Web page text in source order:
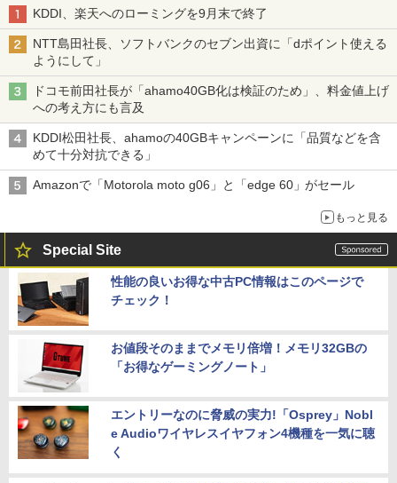
KDDI、楽天へのローミングを9月末で終了
NTT島田社長、ソフトバンクのセブン出資に「dポイント使える
ようにして」
ドコモ前田社長が「ahamo40GB化は検証のため」、料金値上げ
への考え方にも言及
KDDI松田社長、ahamoの40GBキャンペーンに「品質などを含
めて十分対抗できる」
Amazonで「Motorola moto g06」と「edge 60」がセール
もっと見る
Special Site
性能の良いお得な中古PC情報はこのページで
チェック！
お値段そのままでメモリ倍増！メモリ32GBの
「お得なゲーミングノート」
エントリーなのに脅威の実力!「Osprey」Nobl
e Audioワイヤレスイヤフォン4機種を一気に聴
く